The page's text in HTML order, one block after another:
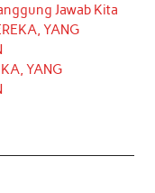
Jawab Kita
YANG
YANG